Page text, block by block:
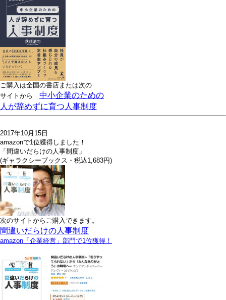
ご購入は全国の書店または次の
サイトから 中小企業のための
人が辞めずに育つ人事制度
2017年10月15日
amazonで1位獲得しました！
「間違いだらけの人事制度」
(ギャラクシーブックス・税込1,683円)
次のサイトからご購入できます。
間違いだらけの人事制度
amazon「企業経営」部門で1位獲得！